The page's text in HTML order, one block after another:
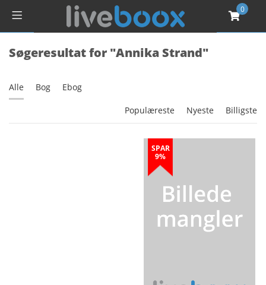
0
Søgeresultat for "Annika Strand"
Alle Bog Ebog
Populæreste Nyeste Billigste
SPAR
9%